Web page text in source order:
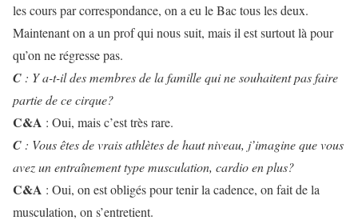
les cours par correspondance, on a eu le Bac tous les deux.
Maintenant on a un prof qui nous suit, mais il est surtout là pour
qu’on ne régresse pas.
C : Y a-t-il des membres de la famille qui ne souhaitent pas faire
partie de ce cirque?
C&A : Oui, mais c’est très rare.
C : Vous êtes de vrais athlètes de haut niveau, j’imagine que vous
avez un entraînement type musculation, cardio en plus?
C&A : Oui, on est obligés pour tenir la cadence, on fait de la
musculation, on s’entretient.